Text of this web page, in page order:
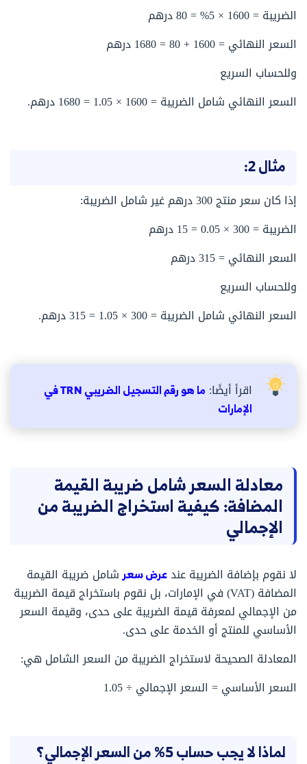
الضريبة = 1600 × 5% = 80 درهم
السعر النهائي = 1600 + 80 = 1680 درهم
وللحساب السريع
السعر النهائي شامل الضريبة = 1600 × 1.05 = 1680 درهم.
مثال 2:
إذا كان سعر منتج 300 درهم غير شامل الضريبة:
الضريبة = 300 × 0.05 = 15 درهم
السعر النهائي = 315 درهم
وللحساب السريع
السعر النهائي شامل الضريبة = 300 × 1.05 = 315 درهم.
اقرأ أيضًا:
ما هو رقم التسجيل الضريبي TRN في
الإمارات
معادلة السعر شامل ضريبة القيمة
المضافة: كيفية استخراج الضريبة من
الإجمالي
لا نقوم بإضافة الضريبة عندعرض سعرشامل ضريبة القيمة
المضافة (VAT) في الإمارات، بل نقوم باستخراج قيمة الضريبة
من الإجمالي لمعرفة قيمة الضريبة على حدى، وقيمة السعر
الأساسي للمنتج أو الخدمة على حدى.
المعادلة الصحيحة لاستخراج الضريبة من السعر الشامل هي:
السعر الأساسي = السعر الإجمالي ÷ 1.05
لماذا لا يجب حساب 5% من السعر الإجمالي؟